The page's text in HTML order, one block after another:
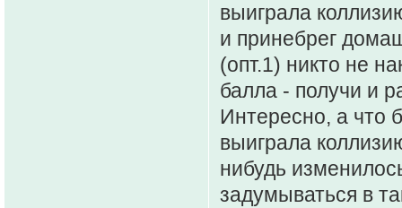
выиграла
и принебрег
(опт.1) никто не
балла - получи и
Интересно, а что
выиграла
нибудь
задумываться в